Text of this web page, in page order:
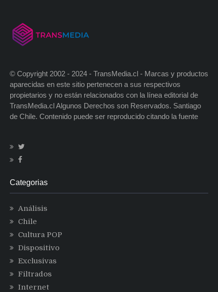
© Copyright 2002 - 2024 - TransMedia.cl - Marcas y productos
aparecidas en este sitio pertenecen a sus respectivos
propietarios y no están relacionados con la línea editorial de
TransMedia.cl Algunos Derechos son Reservados. Santiago
de Chile. Contenido puede ser reproducido citando la fuente
Categorias
Análisis
Chile
Cultura POP
Dispositivo
Exclusivas
Filtrados
Internet